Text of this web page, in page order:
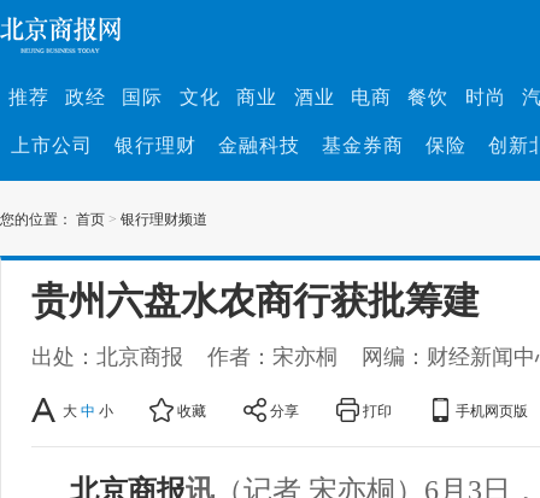
推荐 政经 国际 文化 商业 酒业 电商 餐饮 时尚
上市公司 银行理财 金融科技 基金券商 保险 创新
您的位置： 首页 > 银行理财频道
贵州六盘水农商行获批筹建
出处：北京商报 作者：宋亦桐 网编：财经新闻中
大 中 小 收藏 分享 打印 手机网页版
北京商报讯 （记者 宋亦桐）6月3日